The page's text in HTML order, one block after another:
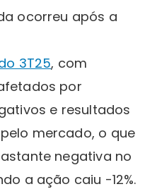
ocorreu após a
3T25, com
por
e resultados
pelo mercado, o que
negativa no
a ação caiu -12%.